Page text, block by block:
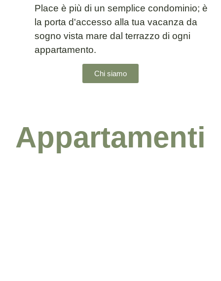
Place è più di un semplice condominio; è
la porta d'accesso alla tua vacanza da
sogno vista mare dal terrazzo di ogni
appartamento.
Chi siamo
Appartamenti